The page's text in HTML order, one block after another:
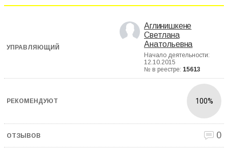
Аглинишкене
Светлана
Анатольевна
Начало деятельности:
12.10.2015
№ в реестре: 15613
100%
0